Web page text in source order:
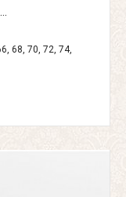
68, 70, 72, 74,